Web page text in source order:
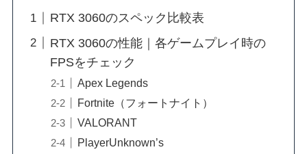
RTX 3060のスペック比較表
RTX 3060の性能｜各ゲームプレイ時の
FPSをチェック
Apex Legends
Fortnite（フォートナイト）
VALORANT
PlayerUnknown’s